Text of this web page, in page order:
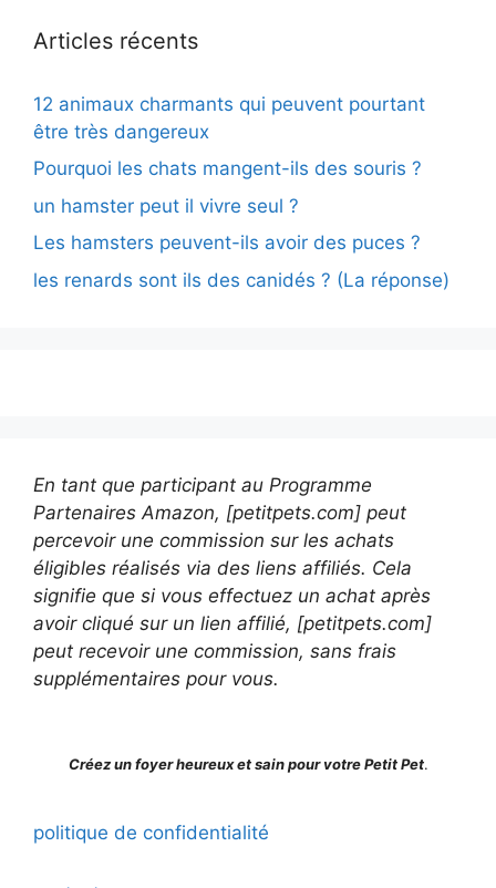
Articles récents
12 animaux charmants qui peuvent pourtant
être très dangereux
Pourquoi les chats mangent-ils des souris ?
un hamster peut il vivre seul ?
Les hamsters peuvent-ils avoir des puces ?
les renards sont ils des canidés ? (La réponse)
En tant que participant au Programme
Partenaires Amazon, [petitpets.com] peut
percevoir une commission sur les achats
éligibles réalisés via des liens affiliés. Cela
signifie que si vous effectuez un achat après
avoir cliqué sur un lien affilié, [petitpets.com]
peut recevoir une commission, sans frais
supplémentaires pour vous.
Créez un foyer heureux et sain pour votre Petit Pet.
politique de confidentialité